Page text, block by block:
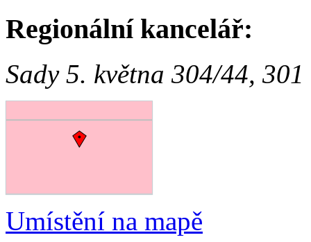
Regionální kancelář:
Sady 5. května 304/44,
Umístění na mapě